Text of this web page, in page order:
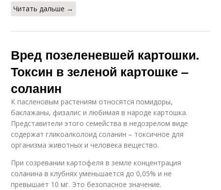
Читать дальше →
Вред позеленевшей картошки.
Токсин в зеленой картошке –
соланин
К пасленовым растениям относятся помидоры,
баклажаны, физалис и любимая в народе картошка.
Представители этого семейства в недозрелом виде
содержат гликоалколоид соланин – токсичное для
организма животных и человека вещество.
При созревании картофеля в земле концентрация
соланина в клубнях уменьшается до 0,05% и не
превышает 10 мг. Это безопасное значение.